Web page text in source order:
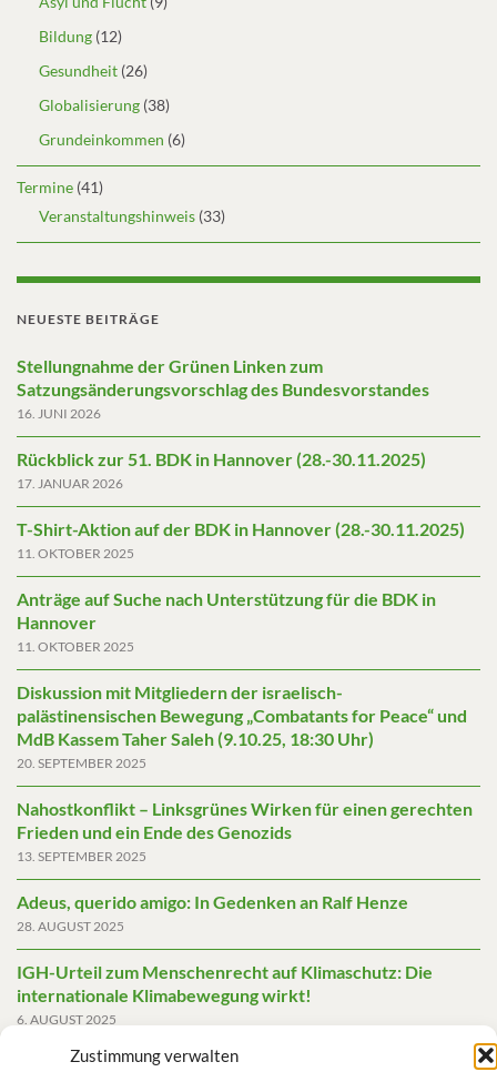
Zustimmung verwalten
Bildung (12)
Gesundheit (26)
Globalisierung (38)
Grundeinkommen (6)
Termine (41)
Veranstaltungshinweis (33)
NEUESTE BEITRÄGE
Stellungnahme der Grünen Linken zum
Satzungsänderungsvorschlag des Bundesvorstandes
16. JUNI 2026
Rückblick zur 51. BDK in Hannover (28.-30.11.2025)
17. JANUAR 2026
T-Shirt-Aktion auf der BDK in Hannover (28.-30.11.2025)
11. OKTOBER 2025
Anträge auf Suche nach Unterstützung für die BDK in
Hannover
11. OKTOBER 2025
Diskussion mit Mitgliedern der israelisch-
palästinensischen Bewegung „Combatants for Peace“ und
MdB Kassem Taher Saleh (9.10.25, 18:30 Uhr)
20. SEPTEMBER 2025
Nahostkonflikt – Linksgrünes Wirken für einen gerechten
Frieden und ein Ende des Genozids
13. SEPTEMBER 2025
Adeus, querido amigo: In Gedenken an Ralf Henze
28. AUGUST 2025
IGH-Urteil zum Menschenrecht auf Klimaschutz: Die
internationale Klimabewegung wirkt!
6. AUGUST 2025
Friedensgutachten 2025